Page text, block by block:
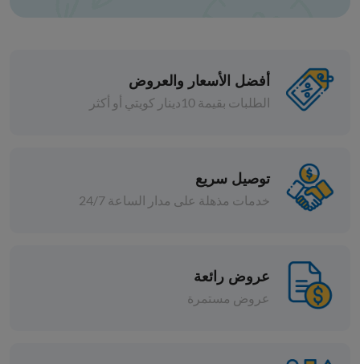
سكر
أفضل الأسعار والعروض
الطلبات بقيمة 10دينار كويتي أو أكثر
توصيل سريع
خدمات مذهلة على مدار الساعة 24/7
عروض رائعة
عروض مستمرة